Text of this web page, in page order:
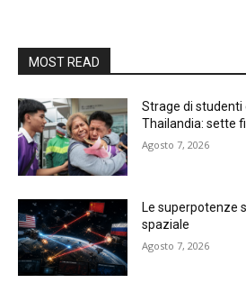
MOST READ
Strage di studenti
Thailandia: sette
Agosto 7, 2026
Le superpotenze
spaziale
Agosto 7, 2026